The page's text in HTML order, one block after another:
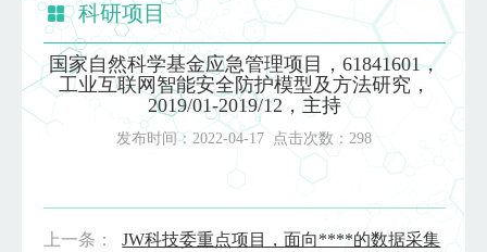
科研项目
国家自然科学基金应急管理项目，61841601，
工业互联网智能安全防护模型及方法研究，
2019/01-2019/12，主持
发布时间：2022-04-17 点击次数： 298
上一条：
JW科技委重点项目，面向****的数据采集